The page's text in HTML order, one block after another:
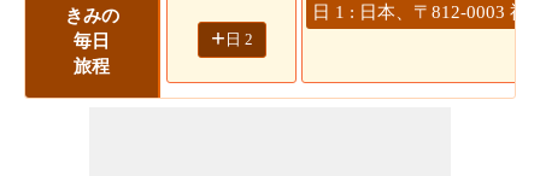
きみの
毎日
旅程
+ 日 2
日 1 : 日本、〒812-0003